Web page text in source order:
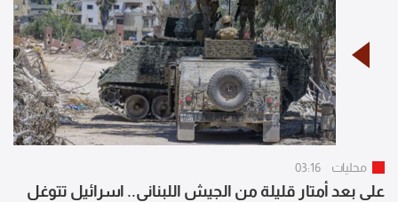
محليات 03:16
على بعد أمتار قليلة من الجيش اللبناني.. اسرائيل تتوغل